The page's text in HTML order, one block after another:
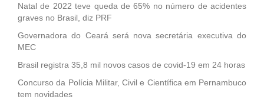
Natal de 2022 teve queda de 65% no número de acidentes
graves no Brasil, diz PRF
Governadora do Ceará será nova secretária executiva do
MEC
Brasil registra 35,8 mil novos casos de covid-19 em 24 horas
Concurso da Polícia Militar, Civil e Científica em Pernambuco
tem novidades